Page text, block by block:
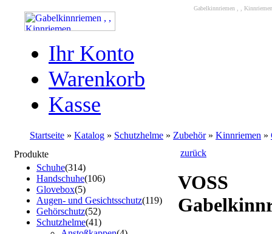
Gabelkinnriemen , ,
Ihr Konto
Warenkorb
Kasse
Startseite » Katalog » Schutzhelme » Zubehör» Kinnriemen »
Produkte
Schuhe(314)
Handschuhe(106)
Glovebox(5)
Augen- und Gesichtsschutz(119)
Gehörschutz(52)
Schutzhelme(41)
zurück
VOSS